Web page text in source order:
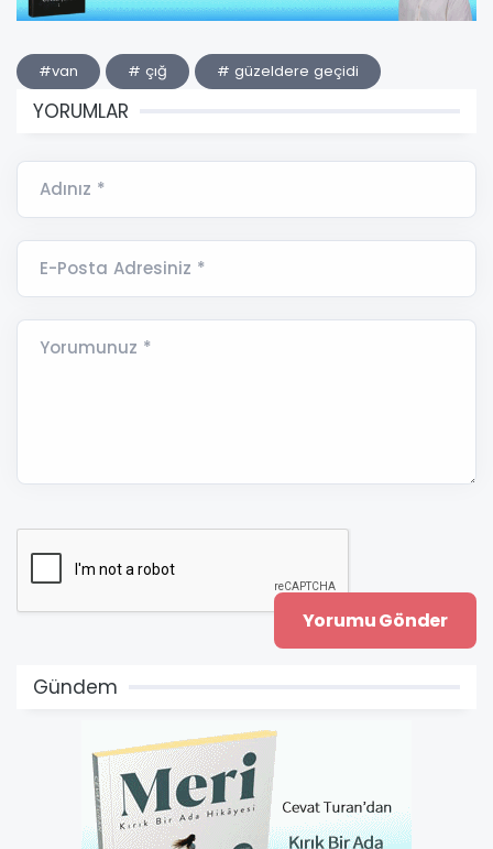
#van # çığ # güzeldere geçidi
YORUMLAR
Adınız *
E-Posta Adresiniz *
Yorumunuz *
Gündem